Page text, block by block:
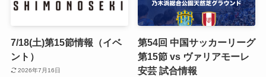
7/18(土)第15節情報（イベ
ント）
2026年7月16日
第54回 中国サッカーリーグ
第15節 vs ヴァリアモーレ
安芸 試合情報